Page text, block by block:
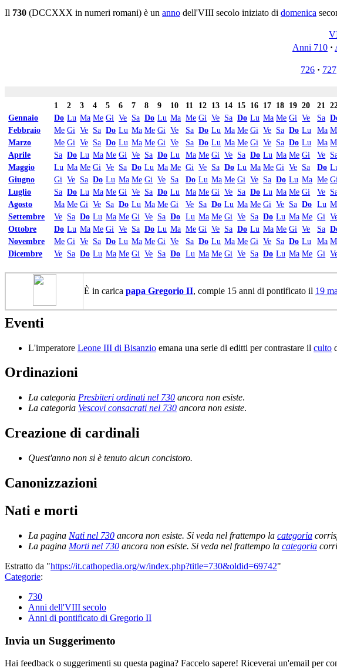
Il 730 (DCCXXX in numeri romani) è un anno dell'VIII secolo iniziato di domenica
Anni 710 ·
726 · 727
1 2 3 4 5 6 7 8 9 10 11 12 13 14 15 16 17 18 19 20 21
Gennaio
Do Lu Ma Me Gi Ve Sa Do Lu Ma Me Gi Ve Sa Do Lu Ma Me Gi Ve Sa
Febbraio
Me Gi Ve Sa Do Lu Ma Me Gi Ve Sa Do Lu Ma Me Gi Ve Sa Do Lu Ma
Marzo
Me Gi Ve Sa Do Lu Ma Me Gi Ve Sa Do Lu Ma Me Gi Ve Sa Do Lu Ma
Aprile
Sa Do Lu Ma Me Gi Ve Sa Do Lu Ma Me Gi Ve Sa Do Lu Ma Me Gi Ve
Maggio
Lu Ma Me Gi Ve Sa Do Lu Ma Me Gi Ve Sa Do Lu Ma Me Gi Ve Sa Do
Giugno
Gi Ve Sa Do Lu Ma Me Gi Ve Sa Do Lu Ma Me Gi Ve Sa Do Lu Ma Me
Luglio
Sa Do Lu Ma Me Gi Ve Sa Do Lu Ma Me Gi Ve Sa Do Lu Ma Me Gi Ve
Agosto
Ma Me Gi Ve Sa Do Lu Ma Me Gi Ve Sa Do Lu Ma Me Gi Ve Sa Do Lu
Settembre
Ve Sa Do Lu Ma Me Gi Ve Sa Do Lu Ma Me Gi Ve Sa Do Lu Ma Me Gi
Ottobre
Do Lu Ma Me Gi Ve Sa Do Lu Ma Me Gi Ve Sa Do Lu Ma Me Gi Ve Sa
Novembre
Me Gi Ve Sa Do Lu Ma Me Gi Ve Sa Do Lu Ma Me Gi Ve Sa Do Lu Ma
Dicembre
Ve Sa Do Lu Ma Me Gi Ve Sa Do Lu Ma Me Gi Ve Sa Do Lu Ma Me Gi
È in carica papa Gregorio II, compie 15 anni di pontificato il 19
Eventi
L'imperatore Leone III di Bisanzio emana una serie di editti per contrastare il culto
Ordinazioni
La categoria Presbiteri ordinati nel 730 ancora non esiste.
La categoria Vescovi consacrati nel 730 ancora non esiste.
Creazione di cardinali
Quest'anno non si è tenuto alcun concistoro.
Canonizzazioni
Nati e morti
La pagina Nati nel 730 ancora non esiste. Si veda nel frattempo la categoria
La pagina Morti nel 730 ancora non esiste. Si veda nel frattempo la categoria
Estratto da "https://it.cathopedia.org/w/index.php?title=730&oldid=69742"
Categorie:
730
Anni dell'VIII secolo
Anni di pontificato di Gregorio II
Invia un Suggerimento
Hai feedback o suggerimenti su questa pagina? Faccelo sapere! Riceverai un'email per